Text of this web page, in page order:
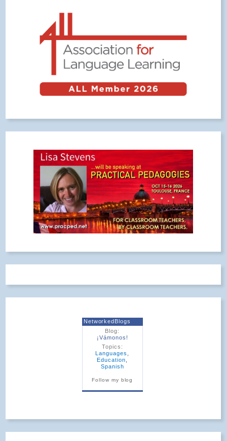
NetworkedBlogs
Blog:
¡Vámonos!
Topics:
Languages
Education
Spanish
Follow my blog